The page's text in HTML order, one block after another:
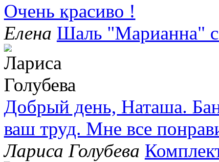
Очень красиво !
Елена Шаль "Марианна"
Добрый день, Наташа.
ваш труд. Мне все
Лариса Голубева